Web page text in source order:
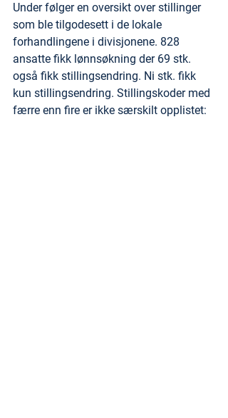
Under følger en oversikt over stillinger
som ble tilgodesett i de lokale
forhandlingene i divisjonene. 828
ansatte fikk lønnsøkning der 69 stk.
også fikk stillingsendring. Ni stk. fikk
kun stillingsendring. Stillingskoder med
færre enn fire er ikke særskilt opplistet: